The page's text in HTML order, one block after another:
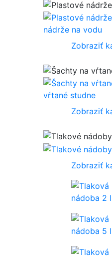
nádrže na vodu
Zobraziť
vŕtané studne
Zobraziť
Zobraziť
nádoba 2 l
nádoba 5 l